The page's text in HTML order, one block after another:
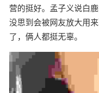
营的挺好。孟子义说白
没思到会被网友放大用
了，俩人都挺无辜。